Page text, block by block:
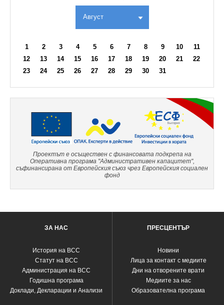
Август
1 2 3 4 5 6 7 8 9 10
11
12
13 14 15 16 17 18 19 20 21
22
23
24 25 26 27 28 29 30 31
Проектът е осъществен с финансовата подкрепа на
Оперативна програма "Административен капацитет",
съфинансирана от Европейския съюз чрез Европейския социален
фонд
ЗА НАС
История на ВСС
Статут на ВСС
Администрация на ВСС
Годишна програма
Доклади, Декларации и Анализи
ПРЕСЦЕНТЪР
Новини
Лица за контакт с медиите
Дни на отворените врати
Медиите за нас
Образователна програма